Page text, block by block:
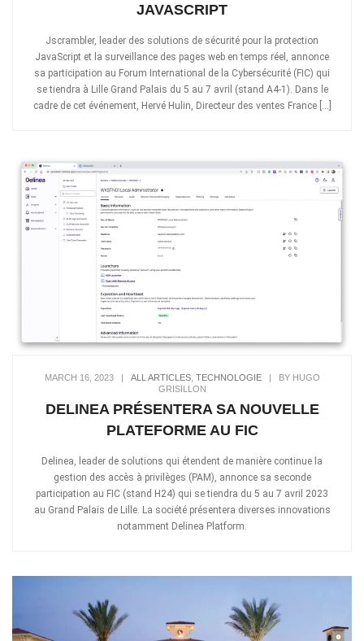
JAVASCRIPT
Jscrambler, leader des solutions de sécurité pour la protection
JavaScript et la surveillance des pages web en temps réel, annonce
sa participation au Forum International de la Cybersécurité (FIC) qui
se tiendra à Lille Grand Palais du 5 au 7 avril (stand A4-1). Dans le
cadre de cet événement, Hervé Hulin, Directeur des ventes France […]
MARCH 16, 2023| ALL ARTICLES, TECHNOLOGIE|
BY HUGO
GRISILLON
DELINEA PRÉSENTERA SA NOUVELLE
PLATEFORME AU FIC
Delinea, leader de solutions qui étendent de manière continue la
gestion des accès à privilèges (PAM), annonce sa seconde
participation au FIC (stand H24) qui se tiendra du 5 au 7 avril 2023
au Grand Palais de Lille. La société présentera diverses innovations
notamment Delinea Platform.